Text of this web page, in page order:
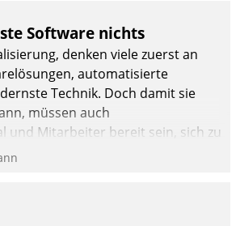
Software nichts
denken viele zuerst an
automatisierte
Technik. Doch damit sie
müssen auch
und Mitarbeiter bereit sein, sich zu
sonst werden sie an ihr